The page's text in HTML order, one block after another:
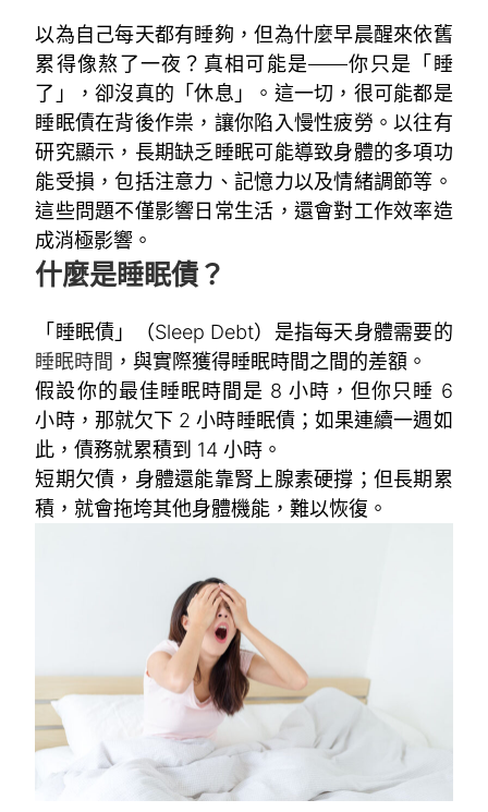
以為自己每天都有睡夠，但為什麼早晨醒來依舊
累得像熬了一夜？真相可能是——你只是「睡
了」，卻沒真的「休息」。這一切，很可能都是
睡眠債在背後作祟，讓你陷入慢性疲勞。以往有
研究顯示，長期缺乏睡眠可能導致身體的多項功
能受損，包括注意力、記憶力以及情緒調節等。
這些問題不僅影響日常生活，還會對工作效率造
成消極影響。
什麼是睡眠債？
「睡眠債」（Sleep Debt）是指每天身體需要的
睡眠時間 ，與實際獲得睡眠時間之間的差額。
假設你的最佳睡眠時間是 8 小時，但你只睡 6
小時，那就欠下 2 小時睡眠債；如果連續一週如
此，債務就累積到 14 小時。
短期欠債，身體還能靠腎上腺素硬撐；但長期累
積，就會拖垮其他身體機能，難以恢復。